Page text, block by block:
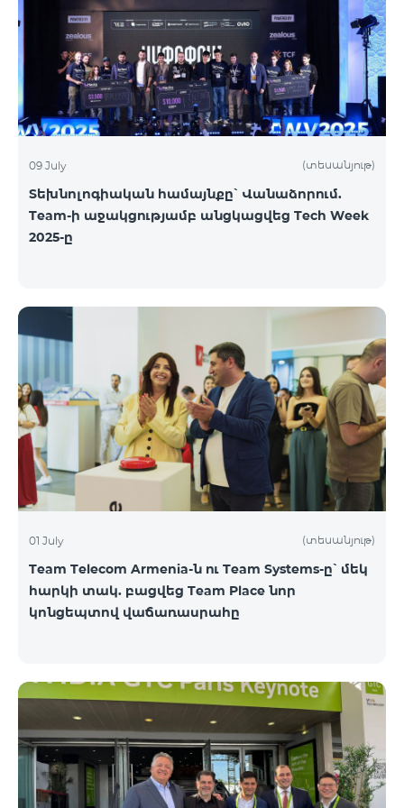
09 July (տեսանյութ)
Տեխնոլոգիական համայնքը՝ Վանաձորում.
Team-ի աջակցությամբ անցկացվեց Tech Week
2025-ը
01 July (տեսանյութ)
Team Telecom Armenia-ն ու Team Systems-ը՝ մեկ
հարկի տակ. բացվեց Team Place նոր
կոնցեպտով վաճառասրահը